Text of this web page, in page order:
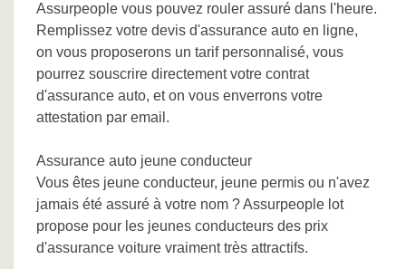
Assurpeople vous pouvez rouler assuré dans l'heure.
Remplissez votre devis d'assurance auto en ligne,
on vous proposerons un tarif personnalisé, vous
pourrez souscrire directement votre contrat
d'assurance auto, et on vous enverrons votre
attestation par email.
Assurance auto jeune conducteur
Vous êtes jeune conducteur, jeune permis ou n'avez
jamais été assuré à votre nom ? Assurpeople lot
propose pour les jeunes conducteurs des prix
d'assurance voiture vraiment très attractifs.